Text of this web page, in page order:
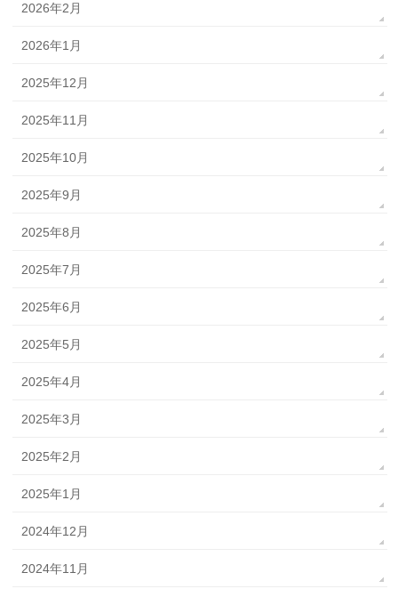
2026年2月
2026年1月
2025年12月
2025年11月
2025年10月
2025年9月
2025年8月
2025年7月
2025年6月
2025年5月
2025年4月
2025年3月
2025年2月
2025年1月
2024年12月
2024年11月